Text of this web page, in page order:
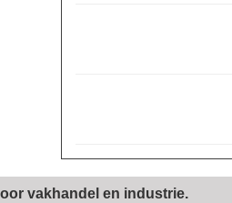
vakhandel en industrie.